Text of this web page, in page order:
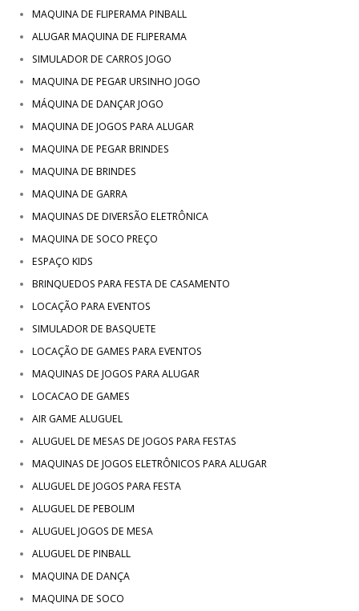
MAQUINA DE FLIPERAMA PINBALL
ALUGAR MAQUINA DE FLIPERAMA
SIMULADOR DE CARROS JOGO
MAQUINA DE PEGAR URSINHO JOGO
MÁQUINA DE DANÇAR JOGO
MAQUINA DE JOGOS PARA ALUGAR
MAQUINA DE PEGAR BRINDES
MAQUINA DE BRINDES
MAQUINA DE GARRA
MAQUINAS DE DIVERSÃO ELETRÔNICA
MAQUINA DE SOCO PREÇO
ESPAÇO KIDS
BRINQUEDOS PARA FESTA DE CASAMENTO
LOCAÇÃO PARA EVENTOS
SIMULADOR DE BASQUETE
LOCAÇÃO DE GAMES PARA EVENTOS
MAQUINAS DE JOGOS PARA ALUGAR
LOCACAO DE GAMES
AIR GAME ALUGUEL
ALUGUEL DE MESAS DE JOGOS PARA FESTAS
MAQUINAS DE JOGOS ELETRÔNICOS PARA ALUGAR
ALUGUEL DE JOGOS PARA FESTA
ALUGUEL DE PEBOLIM
ALUGUEL JOGOS DE MESA
ALUGUEL DE PINBALL
MAQUINA DE DANÇA
MAQUINA DE SOCO